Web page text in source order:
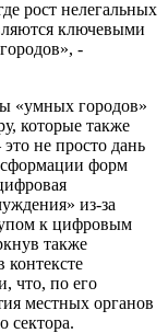
рост нелегальных
ключевыми
-
«умных городов»
которые также
не просто дань
форм
из-за
к цифровым
также
контексте
что, по его
местных органов
сектора.